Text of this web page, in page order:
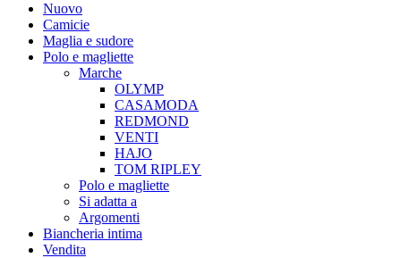
Nuovo
Camicie
Maglia e sudore
Polo e magliette
Marche
OLYMP
CASAMODA
REDMOND
VENTI
HAJO
TOM RIPLEY
Polo e magliette
Si adatta a
Argomenti
Biancheria intima
Vendita